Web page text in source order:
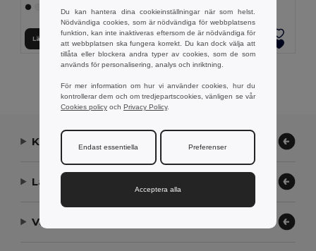
+7 Färger
Lägg till i Varukorgen
+2 Färger
Lägg till i Varukorgen
Kontakta oss
Låt oss hjälpa
Vårt företag
Du kan hantera dina cookieinställningar när som helst.
Nödvändiga cookies, som är nödvändiga för webbplatsens
funktion, kan inte inaktiveras eftersom de är nödvändiga för
att webbplatsen ska fungera korrekt. Du kan dock välja att
tillåta eller blockera andra typer av cookies, som de som
används för personalisering, analys och inriktning.
För mer information om hur vi använder cookies, hur du
kontrollerar dem och om tredjepartscookies, vänligen se vår
Cookies policy och Privacy Policy.
Endast essentiella Preferenser
Acceptera alla